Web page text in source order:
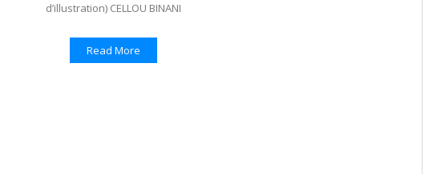
d’illustration) CELLOU BINANI
Read More